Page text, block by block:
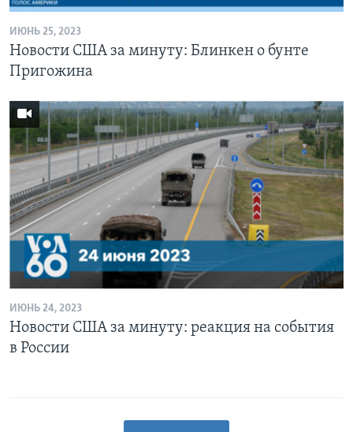
ИЮНЬ 25, 2023
Новости США за минуту: Блинкен о бунте
Пригожина
ИЮНЬ 24, 2023
Новости США за минуту: реакция на события
в России